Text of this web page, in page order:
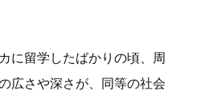
に留学したばかりの頃、周
広さや深さが、同等の社会